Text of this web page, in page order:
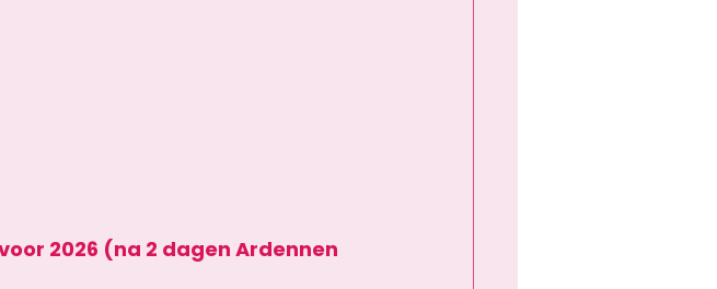
2026 (na 2 dagen Ardennen